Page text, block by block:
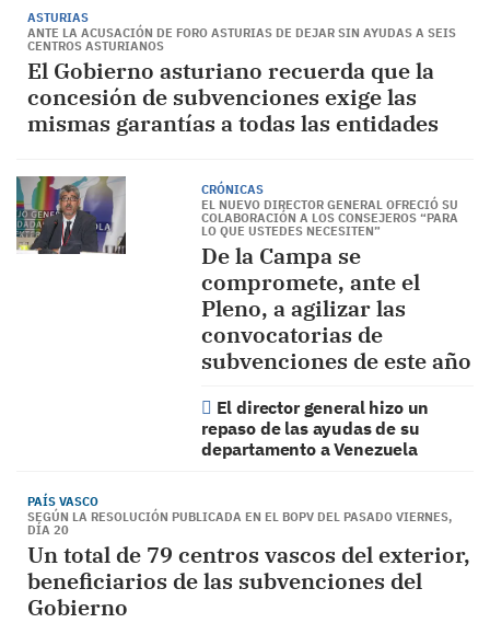
ASTURIAS
ANTE LA ACUSACIÓN DE FORO ASTURIAS DE DEJAR SIN AYUDAS A SEIS
CENTROS ASTURIANOS
El Gobierno asturiano recuerda que la
concesión de subvenciones exige las
mismas garantías a todas las entidades
CRÓNICAS
EL NUEVO DIRECTOR GENERAL OFRECIÓ SU
COLABORACIÓN A LOS CONSEJEROS “PARA
LO QUE USTEDES NECESITEN”
De la Campa se
compromete, ante el
Pleno, a agilizar las
convocatorias de
subvenciones de este año
El director general hizo un
repaso de las ayudas de su
departamento a Venezuela
PAÍS VASCO
SEGÚN LA RESOLUCIÓN PUBLICADA EN EL BOPV DEL PASADO VIERNES,
DÍA 20
Un total de 79 centros vascos del exterior,
beneficiarios de las subvenciones del
Gobierno